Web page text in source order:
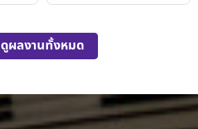
ดูผลงานทั้งหมด